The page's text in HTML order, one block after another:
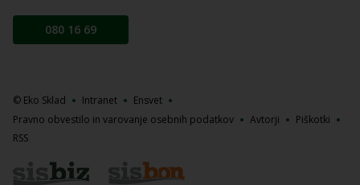
080 16 69
© Eko Sklad Intranet
Ensvet
Pravno obvestilo in varovanje osebnih podatkov
Avtorji
Piškotki
RSS